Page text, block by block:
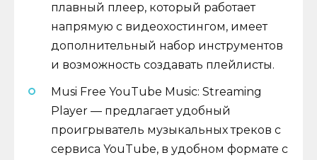
плавный плеер, который работает
напрямую с видеохостингом, имеет
дополнительный набор инструментов
и возможность создавать плейлисты.
Musi Free YouTube Music: Streaming
Player — предлагает удобный
проигрыватель музыкальных треков с
сервиса YouTube, в удобном формате с